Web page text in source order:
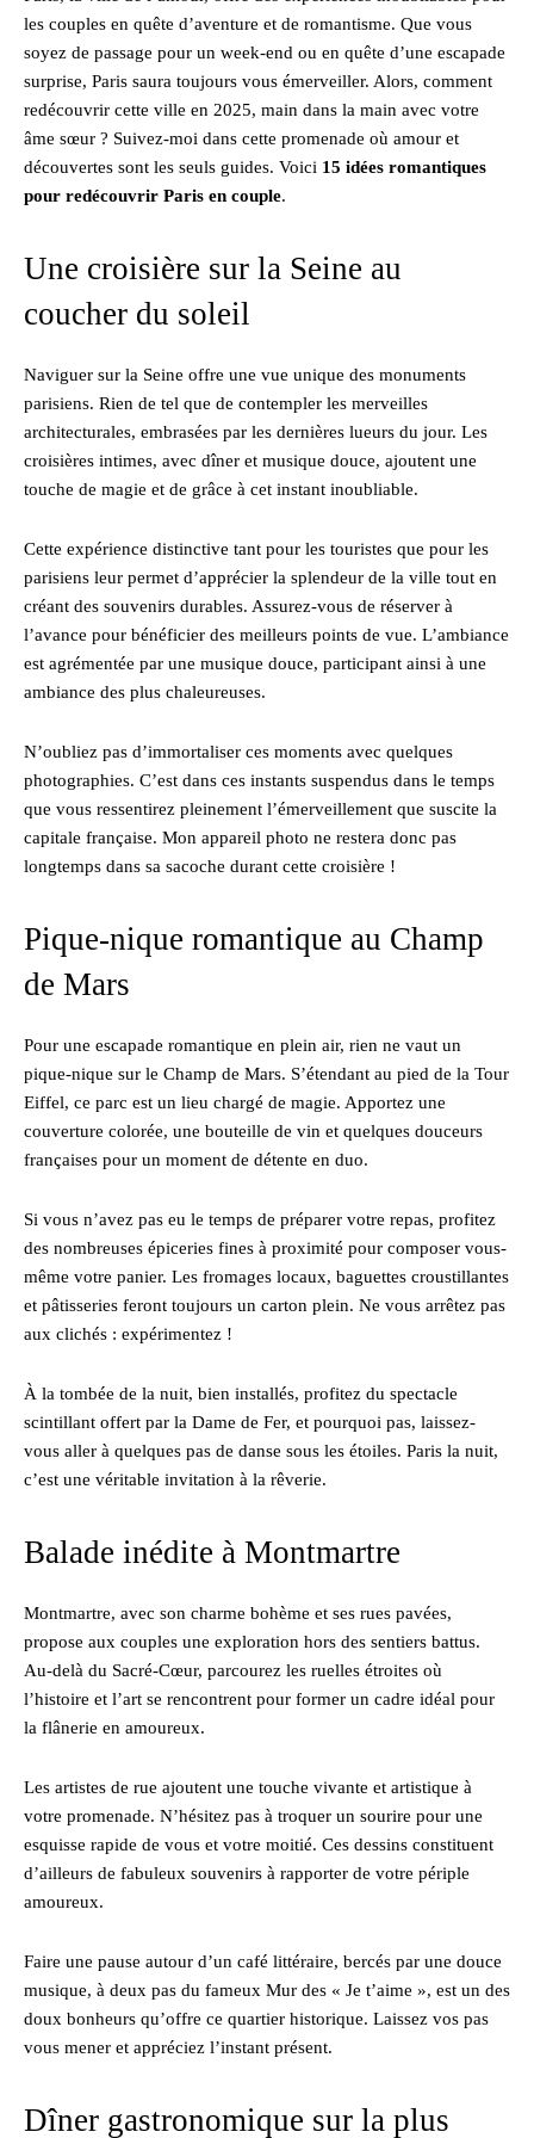
les couples en quête d’aventure et de romantisme. Que vous
soyez de passage pour un week-end ou en quête d’une escapade
surprise, Paris saura toujours vous émerveiller. Alors, comment
redécouvrir cette ville en 2025, main dans la main avec votre
âme sœur ? Suivez-moi dans cette promenade où amour et
découvertes sont les seuls guides. Voici 15 idées romantiques
pour redécouvrir Paris en couple.
Une croisière sur la Seine au
coucher du soleil
Naviguer sur la Seine offre une vue unique des monuments
parisiens. Rien de tel que de contempler les merveilles
architecturales, embrasées par les dernières lueurs du jour. Les
croisières intimes, avec dîner et musique douce, ajoutent une
touche de magie et de grâce à cet instant inoubliable.
Cette expérience distinctive tant pour les touristes que pour les
parisiens leur permet d’apprécier la splendeur de la ville tout en
créant des souvenirs durables. Assurez-vous de réserver à
l’avance pour bénéficier des meilleurs points de vue. L’ambiance
est agrémentée par une musique douce, participant ainsi à une
ambiance des plus chaleureuses.
N’oubliez pas d’immortaliser ces moments avec quelques
photographies. C’est dans ces instants suspendus dans le temps
que vous ressentirez pleinement l’émerveillement que suscite la
capitale française. Mon appareil photo ne restera donc pas
longtemps dans sa sacoche durant cette croisière !
Pique-nique romantique au Champ
de Mars
Pour une escapade romantique en plein air, rien ne vaut un
pique-nique sur le Champ de Mars. S’étendant au pied de la Tour
Eiffel, ce parc est un lieu chargé de magie. Apportez une
couverture colorée, une bouteille de vin et quelques douceurs
françaises pour un moment de détente en duo.
Si vous n’avez pas eu le temps de préparer votre repas, profitez
des nombreuses épiceries fines à proximité pour composer vous-
même votre panier. Les fromages locaux, baguettes croustillantes
et pâtisseries feront toujours un carton plein. Ne vous arrêtez pas
aux clichés : expérimentez !
À la tombée de la nuit, bien installés, profitez du spectacle
scintillant offert par la Dame de Fer, et pourquoi pas, laissez-
vous aller à quelques pas de danse sous les étoiles. Paris la nuit,
c’est une véritable invitation à la rêverie.
Balade inédite à Montmartre
Montmartre, avec son charme bohème et ses rues pavées,
propose aux couples une exploration hors des sentiers battus.
Au-delà du Sacré-Cœur, parcourez les ruelles étroites où
l’histoire et l’art se rencontrent pour former un cadre idéal pour
la flânerie en amoureux.
Les artistes de rue ajoutent une touche vivante et artistique à
votre promenade. N’hésitez pas à troquer un sourire pour une
esquisse rapide de vous et votre moitié. Ces dessins constituent
d’ailleurs de fabuleux souvenirs à rapporter de votre périple
amoureux.
Faire une pause autour d’un café littéraire, bercés par une douce
musique, à deux pas du fameux Mur des « Je t’aime », est un des
doux bonheurs qu’offre ce quartier historique. Laissez vos pas
vous mener et appréciez l’instant présent.
Dîner gastronomique sur la plus